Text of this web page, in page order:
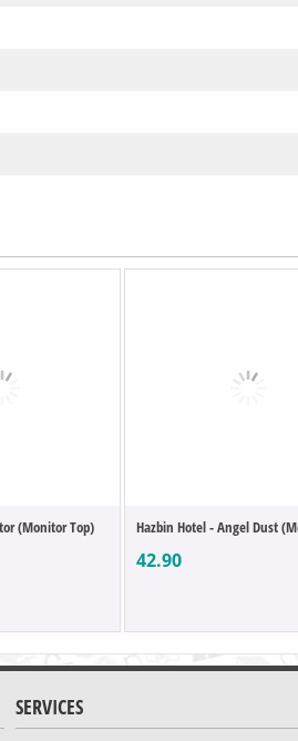
(Monitor Top) Hazbin Hotel - Angel Dust
42.90
SERVICES